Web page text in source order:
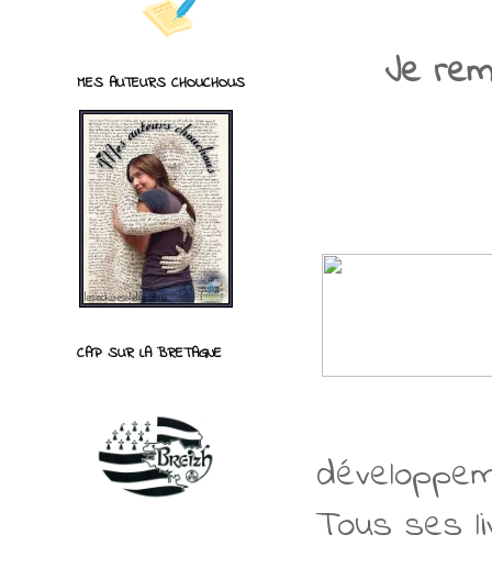
Je
Tous ses
MES AUTEURS CHOUCHOUS
CAP SUR LA BRETAGNE